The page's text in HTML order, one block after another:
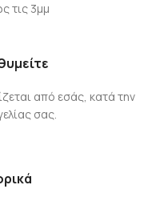
τις 3μμ
από εσάς, κατά την
σας.